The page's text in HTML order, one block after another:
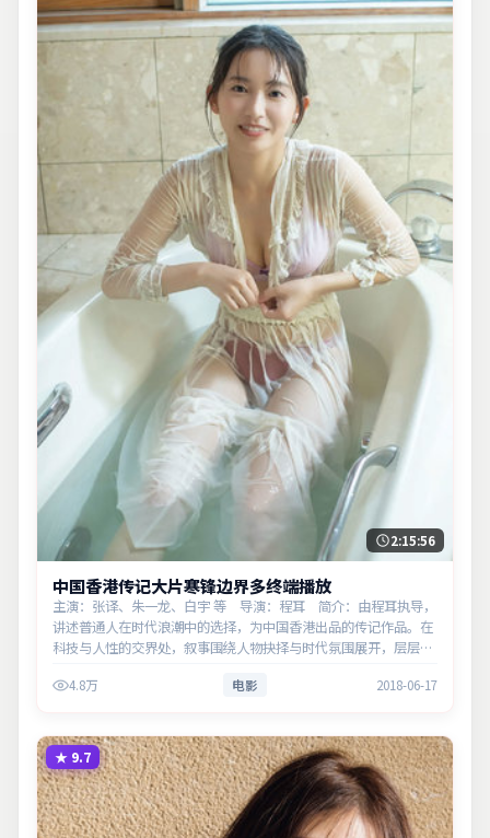
2:15:56
中国香港传记大片寒锋边界多终端播放
主演：张译、朱一龙、白宇 等 导演：程耳 简介：由程耳执导，
讲述普通人在时代浪潮中的选择，为中国香港出品的传记作品。在
科技与人性的交界处，叙事围绕人物抉择与时代氛围展开，层层剥
意义。
4.8万 电影 2018-06-17
★ 9.7